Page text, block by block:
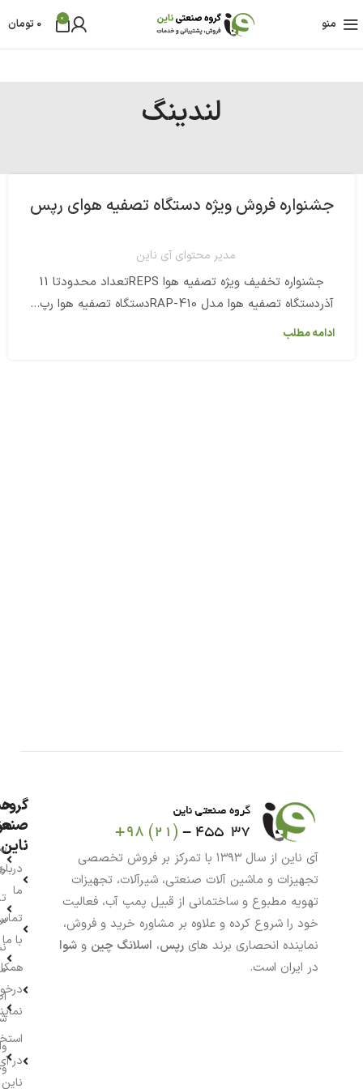
منو 0
0 تومان
لندینگ
جشنواره فروش ویژه دستگاه تصفیه هوای رپس
مدیر محتوای آی ناین
جشنواره تخفیف ویژه تصفیه هوا REPSتعداد محدودتا 11
آذردستگاه تصفیه هوا مدل RAP-410دستگاه تصفیه هوا رپ...
ادامه مطلب
آی ناین از سال ۱۳۹۳ با تمرکز بر فروش تخصصی
تجهیزات و ماشین آلات صنعتی، شیرآلات، تجهیزات
تهویه مطبوع و ساختمانی از قبیل پمپ آب، فعالیت
خود را شروع کرده و علاوه بر مشاوره خرید و فروش،
نماینده انحصاری برند های رپس، اسلانگ چین و شوا
در ایران است.
گروه
ناین
ما
با ما
در
ناین